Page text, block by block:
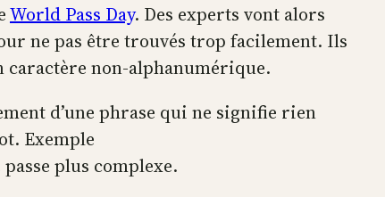
World Pass Day. Des experts vont alors
ne pas être trouvés trop facilement. Ils
non-alphanumérique.
d’une phrase qui ne signifie rien
Exemple
plus complexe.